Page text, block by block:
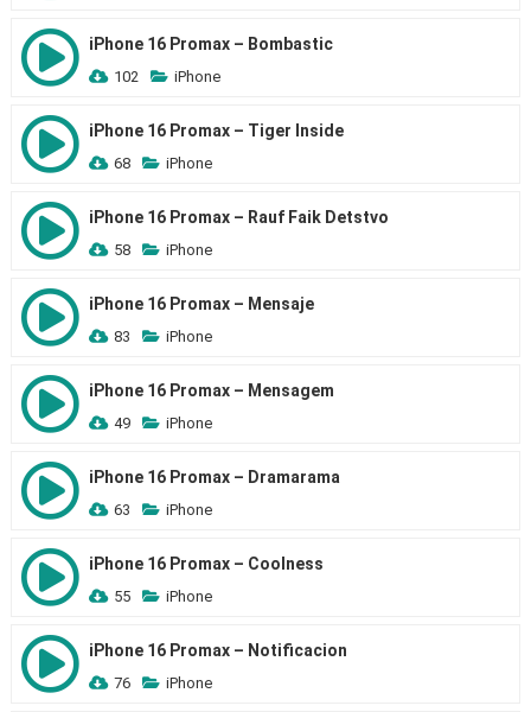
iPhone 16 Promax – Bombastic
102 iPhone
iPhone 16 Promax – Tiger Inside
68 iPhone
iPhone 16 Promax – Rauf Faik Detstvo
58 iPhone
iPhone 16 Promax – Mensaje
83 iPhone
iPhone 16 Promax – Mensagem
49 iPhone
iPhone 16 Promax – Dramarama
63 iPhone
iPhone 16 Promax – Coolness
55 iPhone
iPhone 16 Promax – Notificacion
76 iPhone